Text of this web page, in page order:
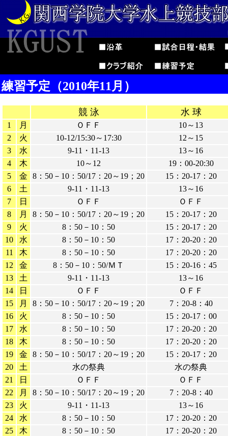
競 泳 水 球
1 月 ＯＦＦ
10～13
2
火 10-12/15:30～17:30
12～15
3
水 9-11・11-13
13～16
4
木 10～12
19：00-20:30
5
金 8：50－10：50/17：20～19；20
15：20-17：20
6
土 9-11・11-13
13～16
7
日 ＯＦＦ
ＯＦＦ
8
月 8：50－10：50/17：20～19；20
15：20-17：20
9
火 8：50－10：50
15：20-17：20
10
水 8：50－10：50
17：20-20：20
11
木 8：50－10：50
17：20-20：20
12
金 8：50－10：50/ＭＴ
15：20-16：45
13
土 9-11・11-13
13～16
14
日 ＯＦＦ
ＯＦＦ
15
月 8：50－10：50/17：20～19；20
7：20-8：40
16
火 8：50－10：50
15：20-17：00
17
水 8：50－10：50
17：20-20：20
18
木 8：50－10：50
17：20-20：20
19
金 8：50－10：50/17：20～19；20
15：20-17：20
20
土 水の祭典
水の祭典
21
日 ＯＦＦ
ＯＦＦ
22
月 8：50－10：50/17：20～19；20
7：20-8：40
23
火 9-11・11-13
13～16
24
水 8：50－10：50
17：20-20：20
25
木 8：50－10：50
17：20-20：20
練習予定（2010年11月）